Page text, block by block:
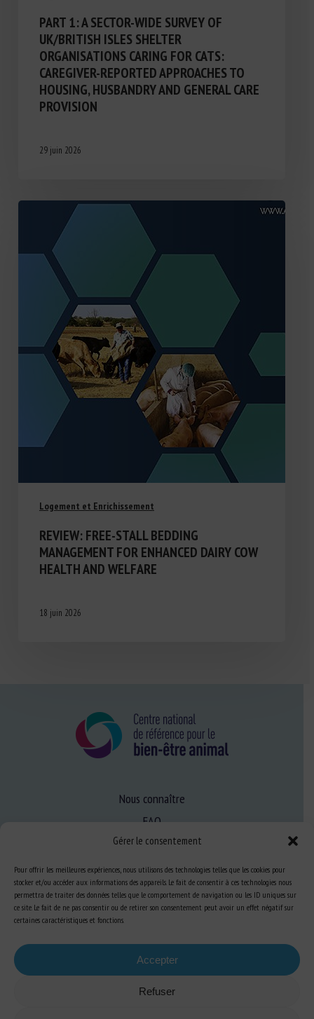
Gérer le consentement
Pour offrir les meilleures expériences, nous utilisons des technologies telles que les cookies pour
stocker et/ou accéder aux informations des appareils. Le fait de consentir à ces technologies nous
permettra de traiter des données telles que le comportement de navigation ou les ID uniques sur
ce site. Le fait de ne pas consentir ou de retirer son consentement peut avoir un effet négatif sur
certaines caractéristiques et fonctions.
Accepter
Refuser
PART 1: A SECTOR-WIDE SURVEY OF
UK/BRITISH ISLES SHELTER
ORGANISATIONS CARING FOR CATS:
CAREGIVER-REPORTED APPROACHES TO
HOUSING, HUSBANDRY AND GENERAL CARE
PROVISION
29 juin 2026
Logement et Enrichissement
REVIEW: FREE-STALL BEDDING
MANAGEMENT FOR ENHANCED DAIRY COW
HEALTH AND WELFARE
18 juin 2026
Nous connaître
FAQ
Expertise
S’informer sur le BEA
Se former au BEA
Ressources
S’abonner aux actualités